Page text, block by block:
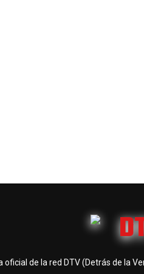
oficial de la red DTV (Detrás de la